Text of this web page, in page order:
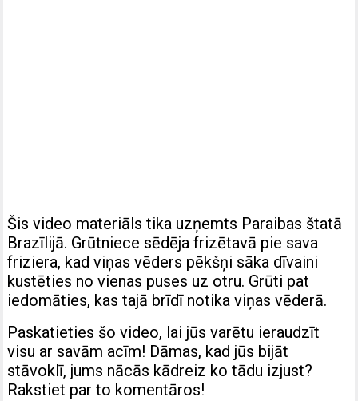
Šis video materiāls tika uzņemts Paraibas štatā
Brazīlijā. Grūtniece sēdēja frizētavā pie sava
friziera, kad viņas vēders pēkšņi sāka dīvaini
kustēties no vienas puses uz otru. Grūti pat
iedomāties, kas tajā brīdī notika viņas vēderā.
Paskatieties šo video, lai jūs varētu ieraudzīt
visu ar savām acīm! Dāmas, kad jūs bijāt
stāvoklī, jums nācās kādreiz ko tādu izjust?
Rakstiet par to komentāros!